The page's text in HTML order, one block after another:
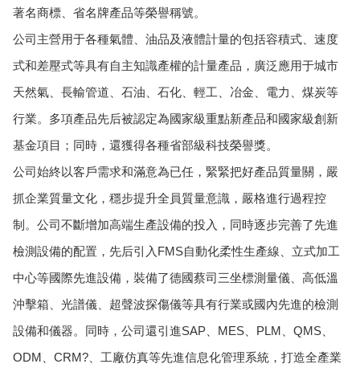
著名商標、省名牌產品等榮譽稱號。
公司主營用于各種氣體、油品及液體計量的包括容積式、速度
式和差壓式等具有自主知識產權的計量產品，廣泛應用于城市
天然氣、長輸管道、石油、石化、輕工、冶金、電力、煤炭等
行業。多項產品先后被認定為國家級重點新產品和國家級創新
基金項目；同時，還獲得各種省部級科技榮譽獎。
公司始終以客戶需求和滿意為已任，緊緊把好產品質量關，嚴
抓企業質量文化，穩步提升全員質量意識，嚴格進行過程控
制。公司不斷增加高端生產設備的投入，同時逐步完善了先進
檢測設備的配置，先后引入FMS自動化柔性生產線、立式加工
中心等國際先進設備，裝備了德國蔡司三坐標測量儀、高低溫
沖擊箱、光譜儀、超聲波探傷儀等具有行業或國內先進的檢測
設備和儀器。同時，公司還引進SAP、MES、PLM、QMS、
ODM、CRM?、工廠仿真等先進信息化管理系統，打造全產業